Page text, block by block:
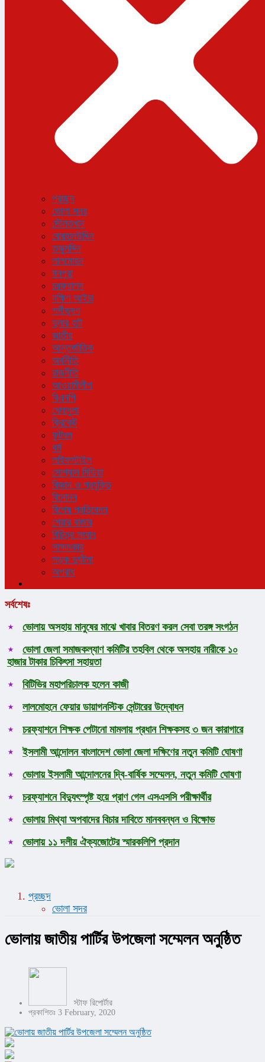
বিশেষ প্রতিবেদন
প্রচ্ছদ
ভোলা সদর
দৌলতখান
বোরহানউদ্দিন
তজুমদ্দিন
লালমোহন
মনপুরা
চরফ্যাশন
দক্ষিণ আইচা
শশীভূষণ
দুলার হাট
জাতীয়
আন্তর্জাতিক
অর্থনীতি
রাজনীতি
আওয়ামীলীগ
বিএনপি
খেলাধুলা
ক্রিকেট
ফুটবল
ধর্ম
লাইফস্টাইল
সোশ্যাল মিডিয়া
বিজ্ঞান ও প্রযুক্তি
বিনোদন
বিশেষ প্রতিবেদন
শেয়ার বাজার
বিচিত্র সংবাদ
সাক্ষাৎকার
সড়ক দুর্ঘটনা
অপরাধ
সর্বশেষঃ
ভোলায় অসহায় মানুষের মাঝে খাবার বিতরণ করল সেবা তরঙ্গ সংগঠন
ভোলা জেলা সমাজকল্যাণ কমিটির তহবিল থেকে অসহায় নারীকে ১০
হাজার টাকার চিকিৎসা সহায়তা
বিটিভির মহাপরিচালক হলেন কাজী
লালমোহনে ফেয়ার ডায়াগনস্টিক সেন্টারের উদ্বোধন
চরফ্যাশনে শিক্ষক পেটানো মামলায় প্রধান শিক্ষকসহ ৩ জন কারাগারে
ইসলামী আন্দোলন বাংলাদেশ ভোলা জেলা দক্ষিণের নতুন কমিটি ঘোষণা
ভোলায় ইসলামী আন্দোলনের দ্বি-বার্ষিক সম্মেলন, নতুন কমিটি ঘোষণা
চরফ্যাশনে বিদ্যুৎস্পৃষ্ট হয়ে প্রাণ গেল এসএসসি পরীক্ষার্থীর
ভোলায় মিথ্যা অপবাদের বিচার দাবিতে মানববন্ধন ও বিক্ষোভ
ভোলায় ১১ দলীয় ঐক্যজোটের স্মারকলিপি প্রদান
প্রচ্ছদ
ভোলা সদর
ভোলায় জাতীয় পার্টির উপজেলা সম্মেলন অনুষ্ঠিত
স্টাফ রিপোর্টার
প্রকাশিতঃ 3 February, 2020